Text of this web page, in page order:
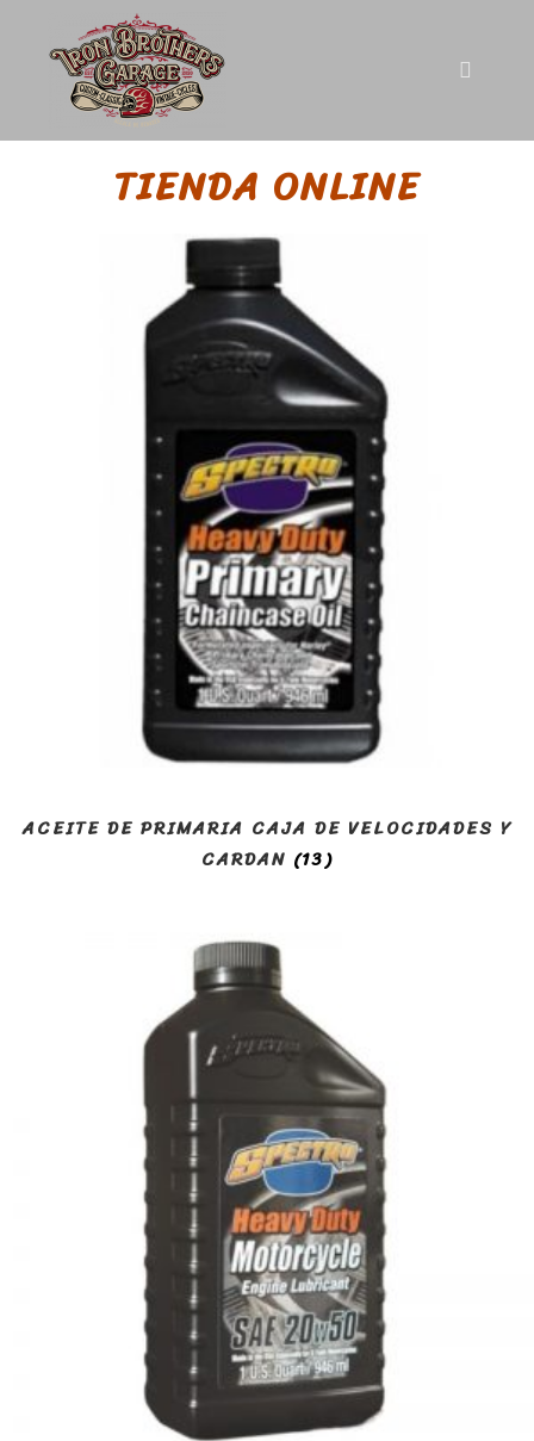
TIENDA ONLINE
ACEITE DE PRIMARIA CAJA DE VELOCIDADES Y
CARDAN (13)